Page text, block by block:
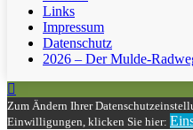
Links
Impressum
Datenschutz
2026 – Der Mulde-
Zum Ändern Ihrer
Einwilligungen, klicken Sie hier: